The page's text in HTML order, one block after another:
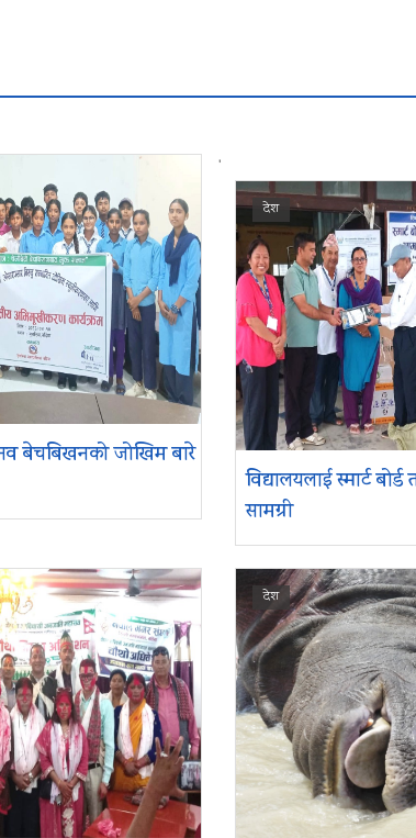
'
बेचबिखनको जोखिम बारे
देश
विद्यालयलाई स्मार्ट
सामग्री
देश